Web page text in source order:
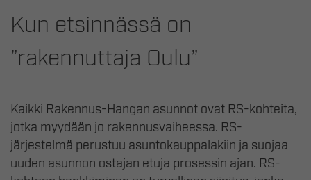
Kun etsinnässä on
”rakennuttaja Oulu”
Kaikki Rakennus-Hangan asunnot ovat RS-kohteita,
jotka myydään jo rakennusvaiheessa. RS-
järjestelmä perustuu asuntokauppalakiin ja suojaa
uuden asunnon ostajan etuja prosessin ajan. RS-